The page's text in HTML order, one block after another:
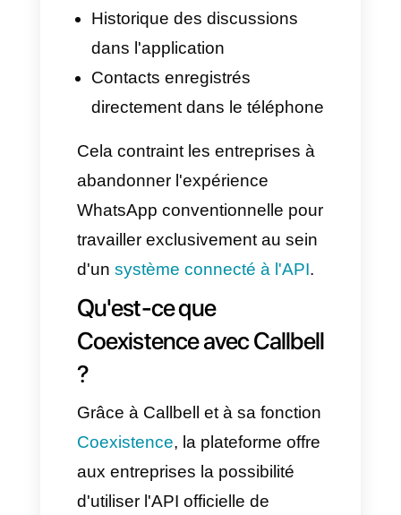
automatisent les réponses.
Configurer des messages
groupés (broadcast).
Obtenir des mesures
avancées de performance.
Toutefois, l'API conventionnelle
présente un inconvénient
majeur : une fois activée,
l'entreprise perd l'accès à
l'application WhatsApp
portable. Cela se traduit par
l'impossibilité d'utiliser certaines
fonctionnalités courantes telles